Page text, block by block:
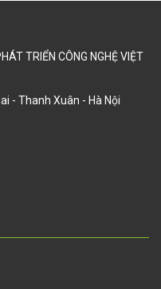
TRIỂN CÔNG NGHỆ VIỆT
- Thanh Xuân - Hà Nội